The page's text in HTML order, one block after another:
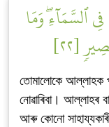
ٱلسَّمَآءِۖ وَمَا
[٢٢]
তোমালোকে আল্লাহক
নোৱাৰিবা। আল্লাহৰ
আৰু কোনো